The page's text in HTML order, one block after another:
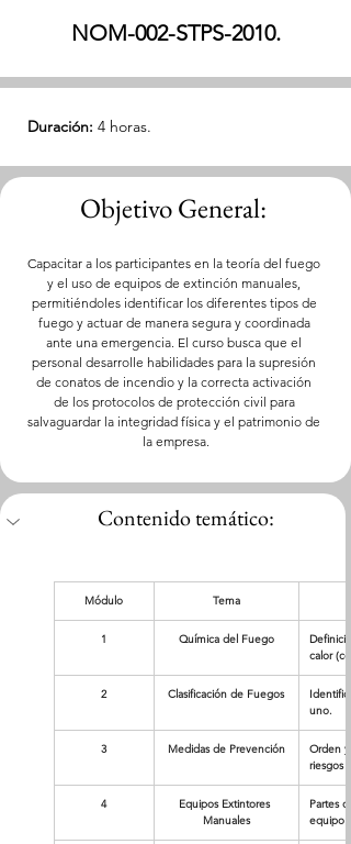
NOM-002-STPS-2010.
Duración: 4 horas.
Objetivo General:
Capacitar a los participantes en la teoría del fuego
y el uso de equipos de extinción manuales,
permitiéndoles identificar los diferentes tipos de
fuego y actuar de manera segura y coordinada
ante una emergencia. El curso busca que el
personal desarrolle habilidades para la supresión
de conatos de incendio y la correcta activación
de los protocolos de protección civil para
salvaguardar la integridad física y el patrimonio de
la empresa.
Contenido temático:
Módulo Tema
1 Química del Fuego
calor
2 Clasificación de Fuegos
uno.
3 Medidas de Prevención
Orden
riesgos
4
Equipos Extintores
Manuales
Partes
equipo